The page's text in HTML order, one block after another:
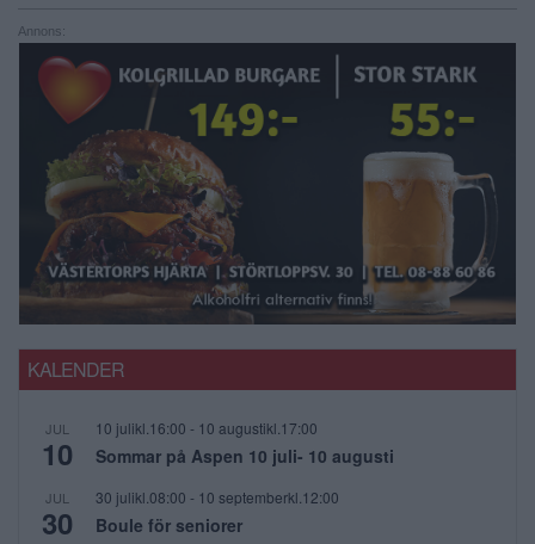
Annons:
KALENDER
JUL
10
10 julikl.16:00 - 10 augustikl.17:00
Sommar på Aspen 10 juli- 10 augusti
JUL
30
30 julikl.08:00 - 10 septemberkl.12:00
Boule för seniorer